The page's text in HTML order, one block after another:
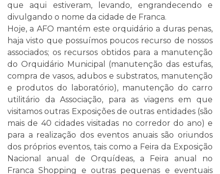
que aqui estiveram, levando, engrandecendo e
divulgando o nome da cidade de Franca.
Hoje, a AFO mantém este orquidário a duras penas,
haja visto que possuímos poucos recurso de nossos
associados; os recursos obtidos para a manutenção
do Orquidário Municipal (manutenção das estufas,
compra de vasos, adubos e substratos, manutenção
e produtos do laboratório), manutenção do carro
utilitário da Associação, para as viagens em que
visitamos outras Exposições de outras entidades (são
mais de 40 cidades visitadas no corredor do ano) e
para a realização dos eventos anuais são oriundos
dos próprios eventos, tais como a Feira da Exposição
Nacional anual de Orquídeas, a Feira anual no
Franca Shopping e outras pequenas e eventuais